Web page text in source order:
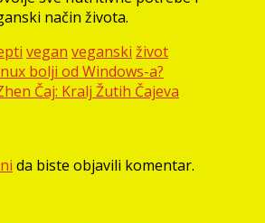
način života.
vegan veganski život
bolji od Windows-a?
Čaj: Kralj Žutih Čajeva
da biste objavili komentar.